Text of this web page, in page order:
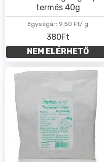
Egységár: 9.50 Ft/ g
termés 40g
380Ft
NEM ELÉRHETŐ